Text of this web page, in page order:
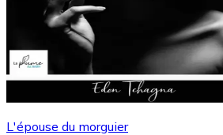
L'épouse du morguier